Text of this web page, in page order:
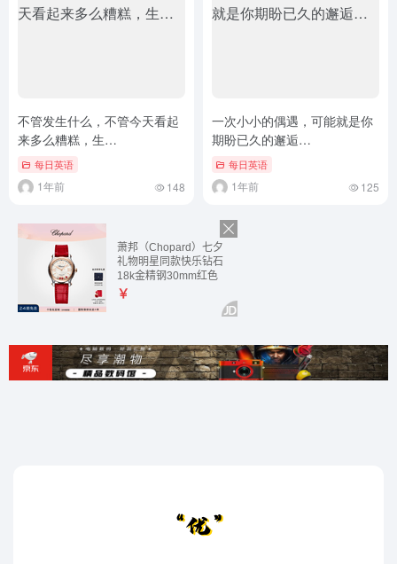
不管发生什么，不管今天看起
来多么糟糕，生…
每日英语
1年前 148
一次小小的偶遇，可能就是你
期盼已久的邂逅…
每日英语
1年前 125